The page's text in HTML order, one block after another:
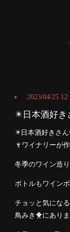
2023/04/25
✴️日本酒好き
✴️日本酒好きさ
🍷ワイナリーが
冬季のワイン造
ボトルもワイン
チョッと気にな
鳥みき🐥にあり